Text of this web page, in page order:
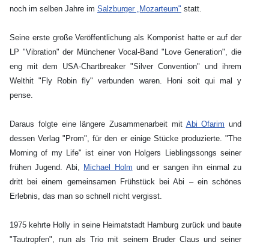
noch im selben Jahre im Salzburger „Mozarteum" statt.
Seine erste große Veröffentlichung als Komponist hatte er auf der
LP "Vibration" der Münchener Vocal-Band "Love Generation", die
eng mit dem USA-Chartbreaker "Silver Convention" und ihrem
Welthit "Fly Robin fly" verbunden waren. Honi soit qui mal y
pense.
Daraus folgte eine längere Zusammenarbeit mit Abi Ofarim und
dessen Verlag "Prom", für den er einige Stücke produzierte. "The
Morning of my Life" ist einer von Holgers Lieblingssongs seiner
frühen Jugend. Abi, Michael Holm und er sangen ihn einmal zu
dritt bei einem gemeinsamen Frühstück bei Abi – ein schönes
Erlebnis, das man so schnell nicht vergisst.
1975 kehrte Holly in seine Heimatstadt Hamburg zurück und baute
"Tautropfen", nun als Trio mit seinem Bruder Claus und seiner